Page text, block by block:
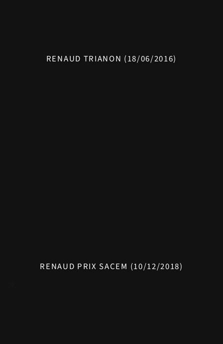
RENAUD TRIANON (18/06/2016)
RENAUD PRIX SACEM (10/12/2018)